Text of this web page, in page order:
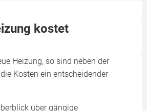
kostet
Heizung, so sind neben der
Kosten ein entscheidender
über gängige